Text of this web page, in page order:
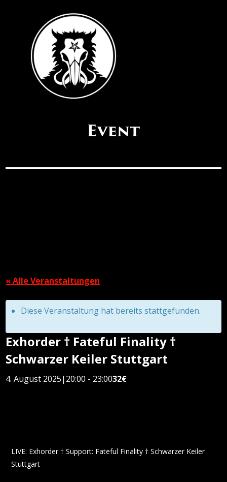
Event
« Alle Veranstaltungen
Diese Veranstaltung hat bereits stattgefunden.
Exhorder † Fateful Finality †
Schwarzer Keiler Stuttgart
4. August 2025|20:00 - 23:0032€
LIVE: Exhorder † Support: Fateful Finality † Schwarzer Keiler
Stuttgart